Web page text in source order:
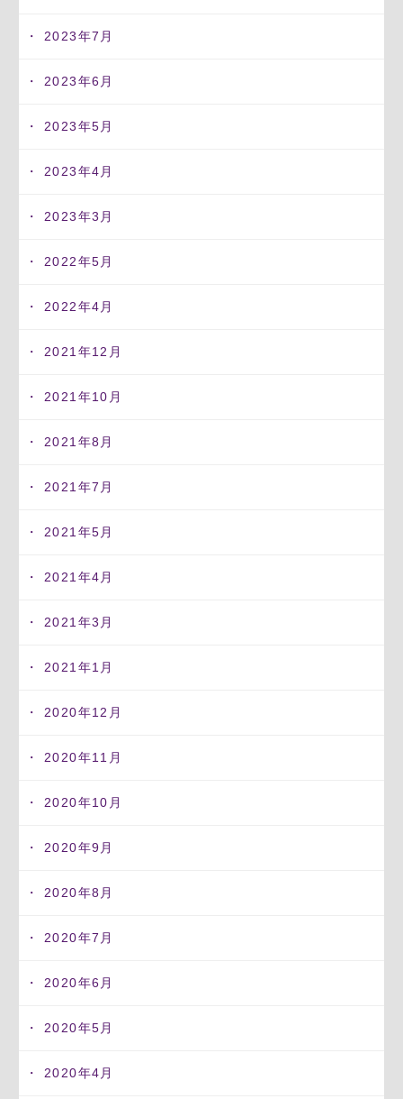
2023年7月
2023年6月
2023年5月
2023年4月
2023年3月
2022年5月
2022年4月
2021年12月
2021年10月
2021年8月
2021年7月
2021年5月
2021年4月
2021年3月
2021年1月
2020年12月
2020年11月
2020年10月
2020年9月
2020年8月
2020年7月
2020年6月
2020年5月
2020年4月